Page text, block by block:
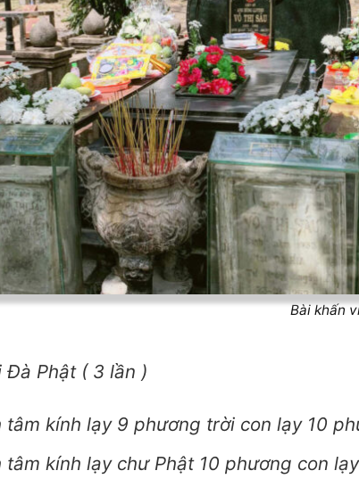
Bài khấn
Đà Phật ( 3 lần )
tâm kính lạy 9 phương trời con lạy 10
tâm kính lạy chư Phật 10 phương con